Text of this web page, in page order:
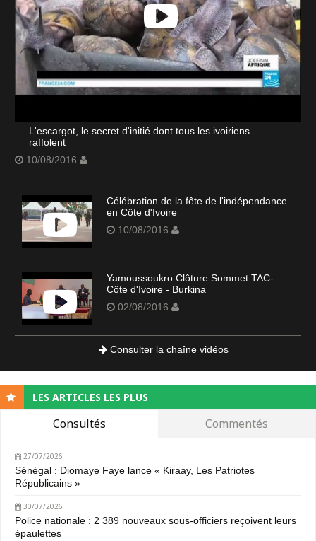
L'escargot, le secret d'initié dont tous les ivoiriens
raffolent
10/08/2016
Célébration de la fête de l'indépendance
en Côte d'Ivoire
10/08/2016
Yamoussoukro Clôture Sommet TAC-
Côte d'Ivoire - Burkina
02/08/2016
Consulter la chaîne vidéos
LES ARTICLES LES PLUS
Consultés Commentés
27/07/2026
Sénégal : Diomaye Faye lance « Kiraay, Les Patriotes
Républicains »
30/07/2026
Police nationale : 2 389 nouveaux sous-officiers reçoivent leurs
épaulettes